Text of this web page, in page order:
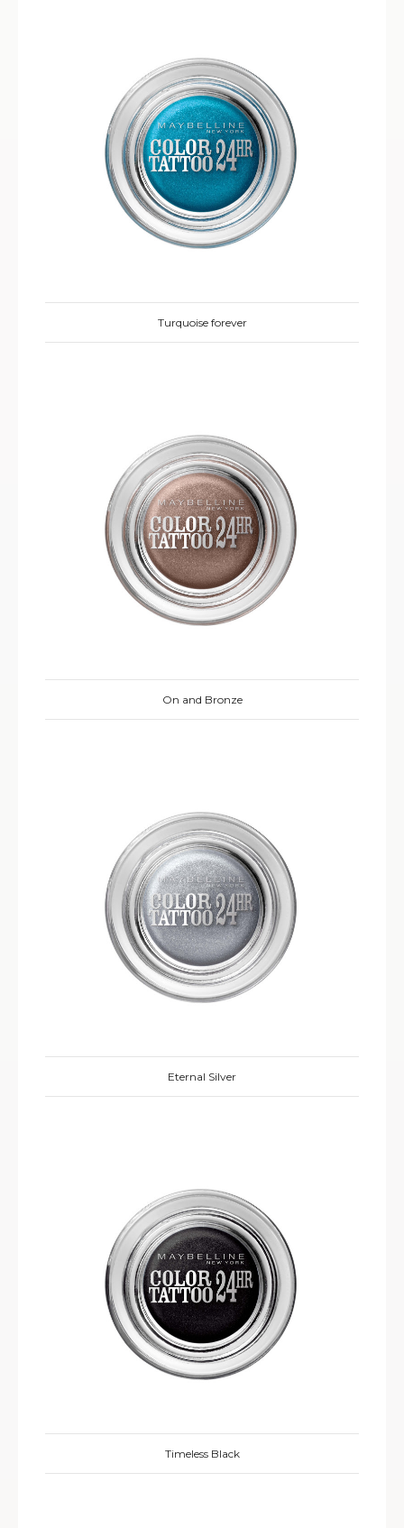
Turquoise forever
On and Bronze
Eternal Silver
Timeless Black